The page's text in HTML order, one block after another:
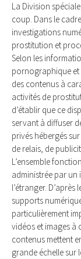
La Division
coup. Dans le
investigations
prostitution et
Selon les
pornographique et
des contenus à
activités de
d’établir que ce
servant à diffuser
privés hébergés
de relais, de
L’ensemble
administrée par
l’étranger.
supports
particulièrement
vidéos et images
contenus mettent
grande échelle sur